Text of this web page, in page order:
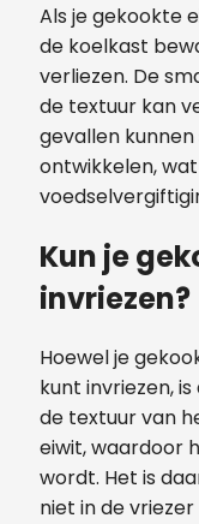
Als je gekookte
de koelkast
verliezen. De
de textuur kan
gevallen
ontwikkelen,
Kun je
invriezen?
Hoewel je
kunt invriezen,
de textuur van
eiwit, waardoor
wordt. Het is
niet in de